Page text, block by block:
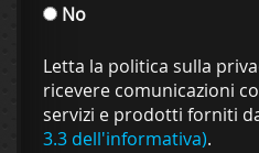
No
Letta la politica sulla
ricevere comunicazioni
servizi e prodotti forniti
3.3 dell'informativa).